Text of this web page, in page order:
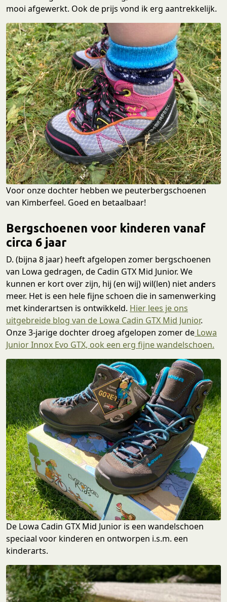
mooi afgewerkt. Ook de prijs vond ik erg aantrekkelijk.
Voor onze dochter hebben we peuterbergschoenen
van Kimberfeel. Goed en betaalbaar!
Bergschoenen voor kinderen vanaf
circa 6 jaar
D. (bijna 8 jaar) heeft afgelopen zomer bergschoenen
van Lowa gedragen, de Cadin GTX Mid Junior. We
kunnen er kort over zijn, hij (en wij) wil(len) niet anders
meer. Het is een hele fijne schoen die in samenwerking
met kinderartsen is ontwikkeld. Hier lees je ons
uitgebreide blog van de Lowa Cadin GTX Mid Junior.
Onze 3-jarige dochter droeg afgelopen zomer de Lowa
Junior Innox Evo GTX, ook een erg fijne wandelschoen.
De Lowa Cadin GTX Mid Junior is een wandelschoen
speciaal voor kinderen en ontworpen i.s.m. een
kinderarts.